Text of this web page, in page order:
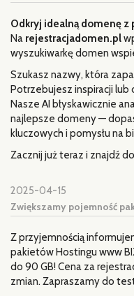
Odkryj idealną domenę z
Na rejestracjadomen.pl
wyszukiwarkę domen
Szukasz nazwy, która
Potrzebujesz inspiracji
Nasze AI błyskawicznie
najlepsze domeny —
kluczowych i pomysłu na
Zacznij już teraz i znajdź
2025-04-15
Zwiększamy pojemność
Z przyjemnością
pakietów Hostingu www
do 90 GB! Cena za
zmian. Zapraszamy do